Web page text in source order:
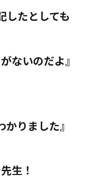
したとしても
ないのだよ』
かりました』
生！